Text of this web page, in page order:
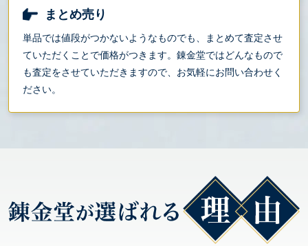
まとめ売り
単品では値段がつかないようなものでも、まとめて査定させ
ていただくことで価格がつきます。錬金堂ではどんなもので
も査定をさせていただきますので、お気軽にお問い合わせく
ださい。